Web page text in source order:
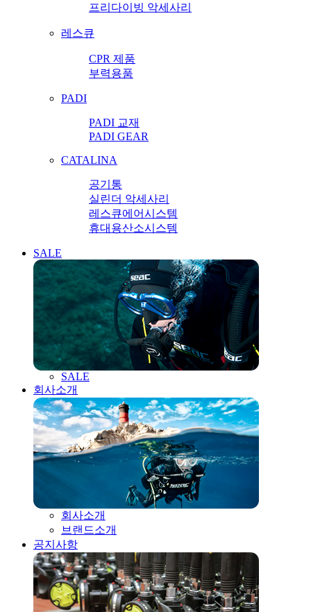
프리다이빙 악세사리
레스큐
CPR 제품
부력용품
PADI
PADI 교재
PADI GEAR
CATALINA
공기통
실린더 악세사리
레스큐에어시스템
휴대용산소시스템
SALE
SALE
회사소개
회사소개
브랜드소개
공지사항